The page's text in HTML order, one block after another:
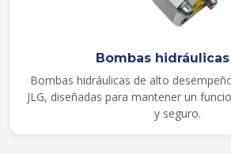
Bombas hidráulicas
Bombas hidráulicas de alto
JLG, diseñadas para mantener un
y seguro.